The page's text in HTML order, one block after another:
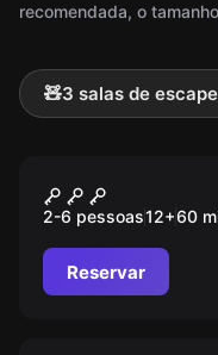
recomendada, o
🧸3 salas de escape
Família
2-6 pessoas12+60
Reservar